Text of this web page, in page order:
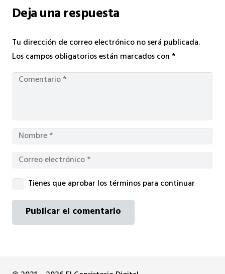
Deja una respuesta
Tu dirección de correo electrónico no será publicada.
Los campos obligatorios están marcados con*
Tienes que aprobar los términos para continuar
Publicar el comentario